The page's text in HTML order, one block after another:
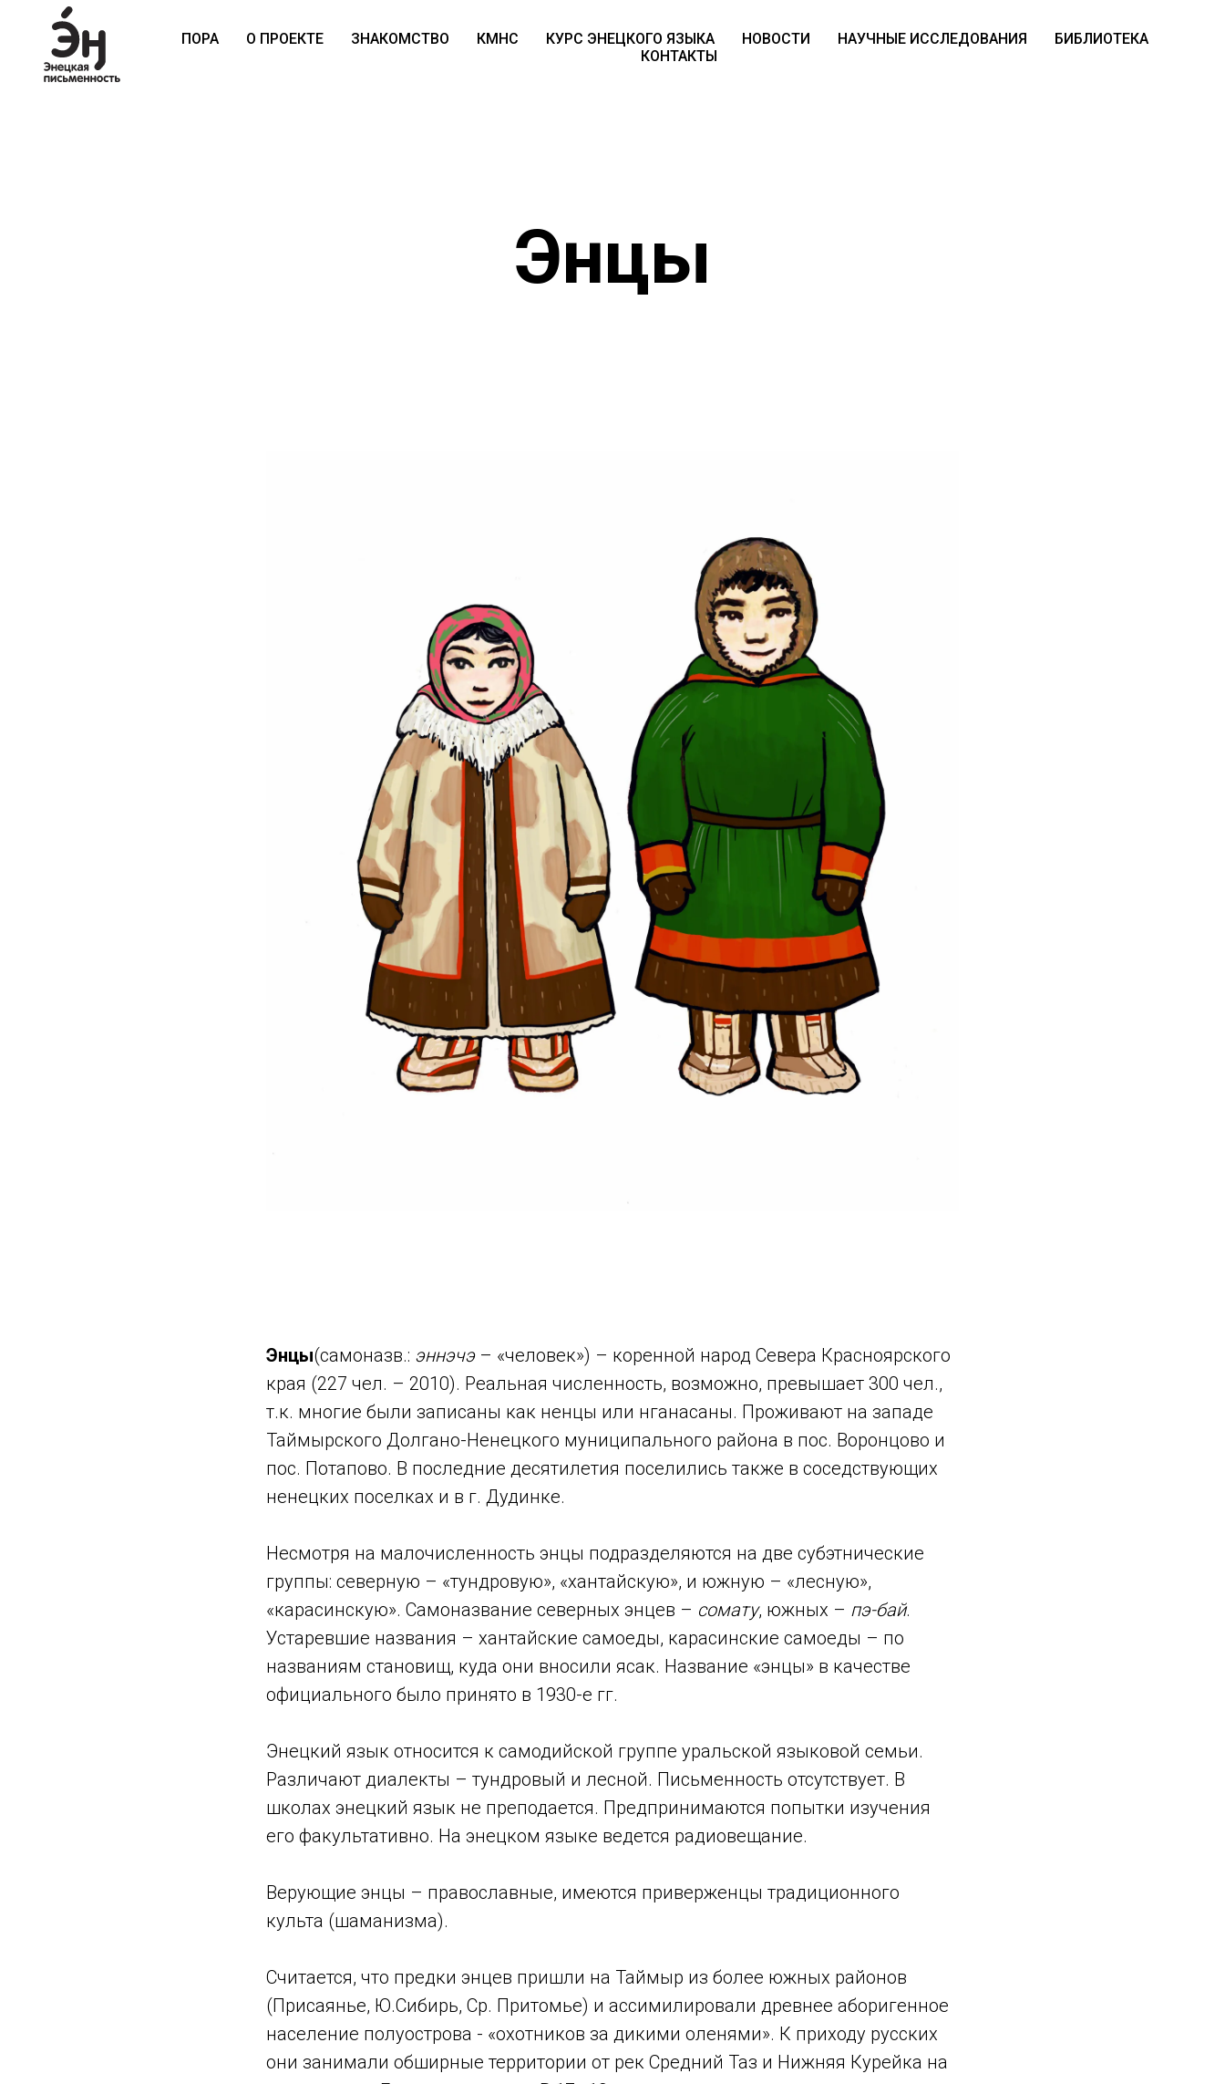
ПОРА О ПРОЕКТЕ ЗНАКОМСТВО КМНС КУРС ЭНЕЦКОГО ЯЗЫКА НОВОСТИ НАУЧНЫЕ ИССЛЕДОВАНИЯ
БИБЛИОТЕКА
КОНТАКТЫ
Энцы
Энцы(самоназв.: эннэчэ– «человек») – коренной народ Севера Красноярского
края (227 чел. – 2010). Реальная численность, возможно, превышает 300 чел.,
т.к. многие были записаны как ненцы или нганасаны. Проживают на западе
Таймырского Долгано-Ненецкого муниципального района в пос. Воронцово и
пос. Потапово. В последние десятилетия поселились также в соседствующих
ненецких поселках и в г. Дудинке.
Несмотря на малочисленность энцы подразделяются на две субэтнические
группы: северную – «тундровую», «хантайскую», и южную – «лесную»,
«карасинскую». Самоназвание северных энцев – сомату, южных – пэ-бай.
Устаревшие названия – хантайские самоеды, карасинские самоеды – по
названиям становищ, куда они вносили ясак. Название «энцы» в качестве
официального было принято в 1930-е гг.
Энецкий язык относится к самодийской группе уральской языковой семьи.
Различают диалекты – тундровый и лесной. Письменность отсутствует. В
школах энецкий язык не преподается. Предпринимаются попытки изучения
его факультативно. На энецком языке ведется радиовещание.
Верующие энцы – православные, имеются приверженцы традиционного
культа (шаманизма).
Считается, что предки энцев пришли на Таймыр из более южных районов
(Присаянье, Ю.Сибирь, Ср. Притомье) и ассимилировали древнее аборигенное
население полуострова - «охотников за дикими оленями». К приходу русских
они занимали обширные территории от рек Средний Таз и Нижняя Курейка на